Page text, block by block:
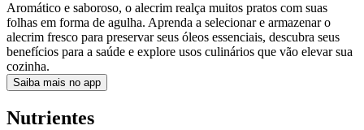
Aromático e saboroso, o alecrim realça muitos pratos com suas
folhas em forma de agulha. Aprenda a selecionar e armazenar o
alecrim fresco para preservar seus óleos essenciais, descubra seus
benefícios para a saúde e explore usos culinários que vão elevar sua
cozinha.
Saiba mais no app
Nutrientes